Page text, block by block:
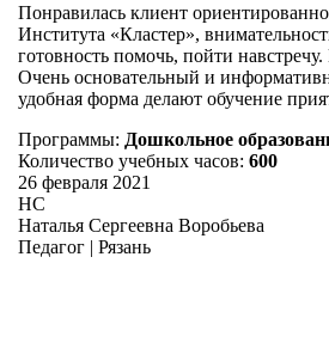
Понравилась клиент
Института «Кластер»,
готовность помочь, пойти
Очень основательный и
удобная форма делают обучение
Программы: Дошкольное
Количество учебных часов: 600
26 февраля 2021
НС
Наталья Сергеевна Воробьева
Педагог | Рязань